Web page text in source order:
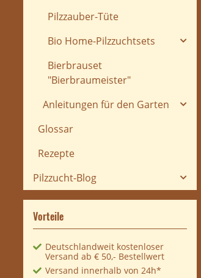
Pilzzauber-Tüte
Bio Home-Pilzzuchtsets
Bierbrauset
"Bierbraumeister"
Anleitungen für den Garten
Glossar
Rezepte
Pilzzucht-Blog
Vorteile
Deutschlandweit kostenloser
Versand ab € 50,- Bestellwert
Versand innerhalb von 24h*